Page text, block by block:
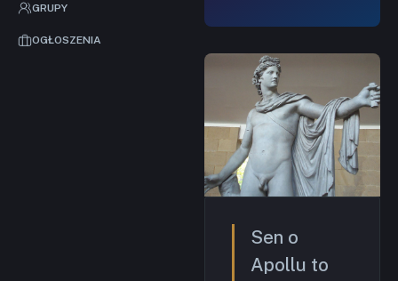
GRUPY
OGŁOSZENIA
Sen o
Apollu to